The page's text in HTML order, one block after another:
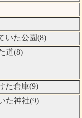
いた公園(8)
道(8)
た倉庫(9)
た神社(9)